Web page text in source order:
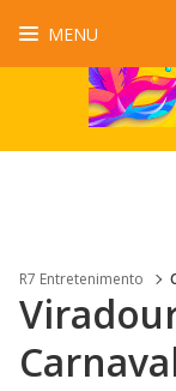
MENU
R7 Entretenimento